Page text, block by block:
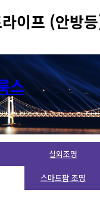
이프 (안방
실외조명
스마트팜 조명